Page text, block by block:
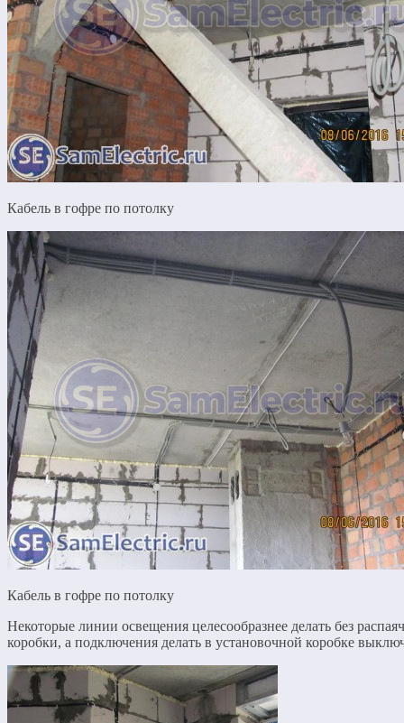
Кабель в гофре по потолку
Кабель в гофре по потолку
Некоторые линии освещения целесообразнее делать без
коробки, а подключения делать в установочной коробке